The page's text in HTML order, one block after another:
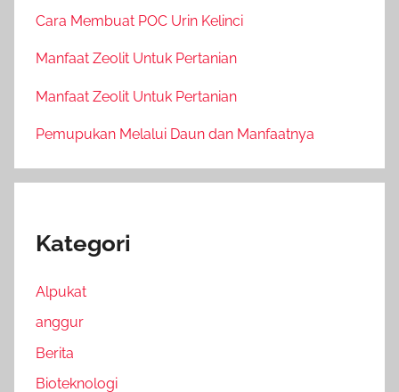
Cara Membuat POC Urin Kelinci
Manfaat Zeolit Untuk Pertanian
Manfaat Zeolit Untuk Pertanian
Pemupukan Melalui Daun dan Manfaatnya
Kategori
Alpukat
anggur
Berita
Bioteknologi